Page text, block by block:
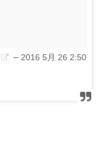
– 2016 5月 26 2:50